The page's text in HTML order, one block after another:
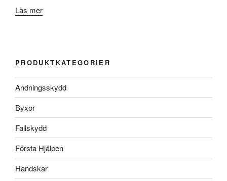
Läs mer
PRODUKTKATEGORIER
Andningsskydd
Byxor
Fallskydd
Första Hjälpen
Handskar